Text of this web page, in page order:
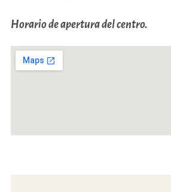
Horario de apertura del centro.